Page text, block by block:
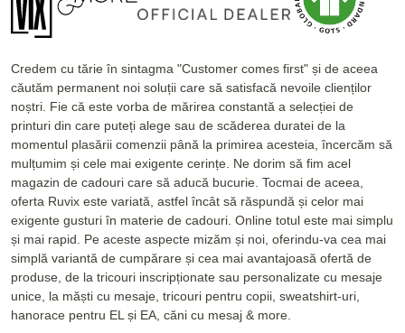
Credem cu tărie în sintagma "Customer comes first" și de aceea
căutăm permanent noi soluții care să satisfacă nevoile clienților
noștri. Fie că este vorba de mărirea constantă a selecției de
printuri din care puteți alege sau de scăderea duratei de la
momentul plasării comenzii până la primirea acesteia, încercăm să
mulțumim și cele mai exigente cerințe. Ne dorim să fim acel
magazin de cadouri care să aducă bucurie. Tocmai de aceea,
oferta Ruvix este variată, astfel încât să răspundă și celor mai
exigente gusturi în materie de cadouri. Online totul este mai simplu
și mai rapid. Pe aceste aspecte mizăm și noi, oferindu-va cea mai
simplă variantă de cumpărare și cea mai avantajoasă ofertă de
produse, de la tricouri inscripționate sau personalizate cu mesaje
unice, la măști cu mesaje, tricouri pentru copii, sweatshirt-uri,
hanorace pentru EL și EA, căni cu mesaj & more.